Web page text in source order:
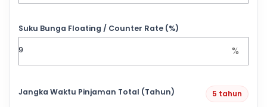
Suku Bunga Floating / Counter Rate (%)
%
Jangka Waktu Pinjaman Total (Tahun) 5 tahun